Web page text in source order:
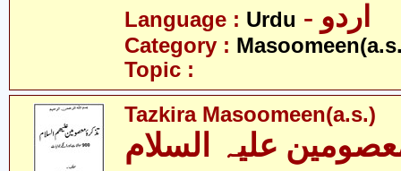
Language : Urdu - اردو
Category :
Topic :
Tazkira Masoomeen(a.s.)
علیہ السلام